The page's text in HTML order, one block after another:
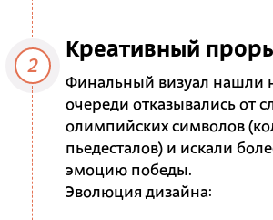
2
Креативный
Финальный визуал нашли
очереди отказывались от
олимпийских символов
пьедесталов) и искали
эмоцию победы.
Эволюция дизайна: